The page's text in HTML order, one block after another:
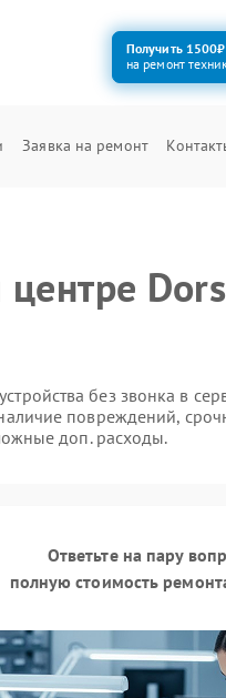
Получить 1500₽
на ремонт
Заявка на ремонт
без звонка в
повреждений,
доп. расходы.
Ответьте на пару
полную стоимость